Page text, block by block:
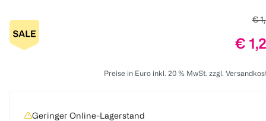
€
€
Preise in Euro inkl. 20 % MwSt. zzgl.
Geringer Online-Lagerstand